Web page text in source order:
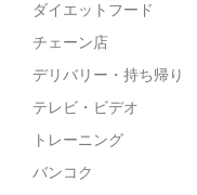
ダイエットフード
チェーン店
デリバリー・持ち帰り
テレビ・ビデオ
トレーニング
バンコク